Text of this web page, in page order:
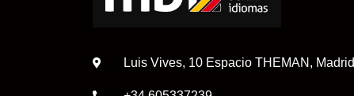
Luis Vives, 10 Espacio THEMAN, Madrid